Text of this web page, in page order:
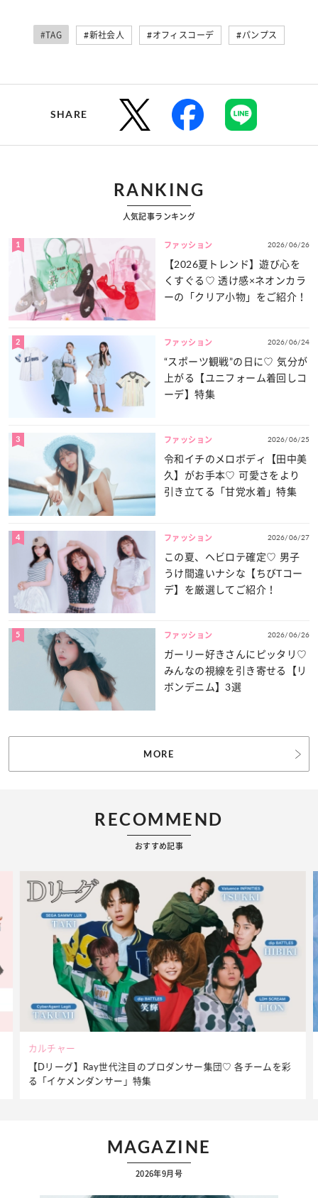
#TAG #新社会人 #オフィスコーデ #パンプス
SHARE
RANKING
人気記事ランキング
1 ファッション 2026/06/26
【2026夏トレンド】遊び心を
くすぐる♡ 透け感×ネオンカラ
ーの「クリア小物」をご紹介！
2 ファッション 2026/06/24
“スポーツ観戦”の日に♡ 気分が
上がる【ユニフォーム着回しコ
ーデ】特集
3 ファッション 2026/06/25
令和イチのメロボディ【田中美
久】がお手本♡ 可愛さをより
引き立てる「甘党水着」特集
4 ファッション 2026/06/27
この夏、ヘビロテ確定♡ 男子
うけ間違いナシな【ちびTコー
デ】を厳選してご紹介！
5 ファッション 2026/06/26
ガーリー好きさんにピッタリ♡
みんなの視線を引き寄せる【リ
ボンデニム】3選
MORE
RECOMMEND
おすすめ記事
各チームを彩
夏だからこそ“水分”が大切！くずれないメイクをつ
ケア】アイテム3選
MAGAZINE
2026年9月号